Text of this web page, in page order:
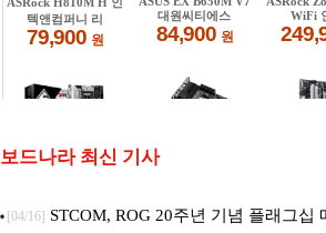
보드나라 최신 기사
[04/16] STCOM, ROG 20주년 기념 플래그십